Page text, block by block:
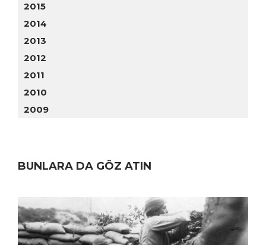
2015
2014
2013
2012
2011
2010
2009
BUNLARA DA GÖZ ATIN